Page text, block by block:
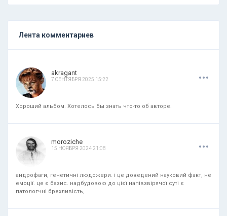
Лента комментариев
akragant
7 СЕНТЯБРЯ 2025 15:22 ...
Хороший альбом. Хотелось бы знать что-то об авторе.
moroziche
15 НОЯБРЯ 2024 21:08 ...
андрофаги, генетичні людожери. і це доведений науковий факт, не
емоції. це є базис. надбудовою до цієї напівзвірячої суті є
патологчні брехливість,